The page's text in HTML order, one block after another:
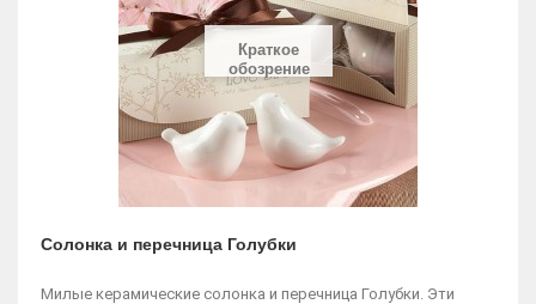
Краткое
обозрение
Солонка и перечница Голубки
Милые керамические солонка и перечница Голубки. Эти